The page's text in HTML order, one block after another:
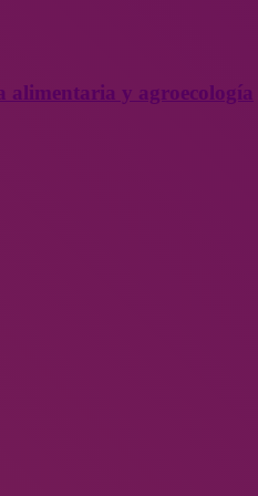
alimentaria y agroecología